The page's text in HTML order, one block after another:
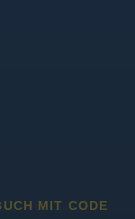
MIT CODE